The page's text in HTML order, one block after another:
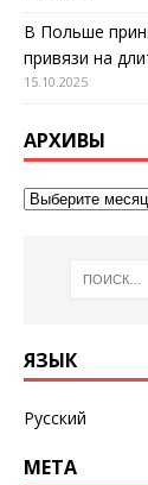
В Польше
привязи на
15.10.2025
АРХИВЫ
ЯЗЫК
Русский
МЕТА